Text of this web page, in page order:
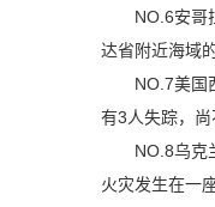
NO.6安哥
达省附近海域
NO.7美国
有3人失踪，尚
NO.8乌克
火灾发生在一